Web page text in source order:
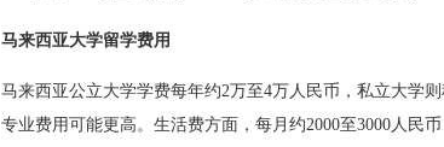
马来西亚大学留学费用
马来西亚公立大学学费每年约2万至4万人民币，私立大学
专业费用可能更高。生活费方面，每月约2000至3000人民